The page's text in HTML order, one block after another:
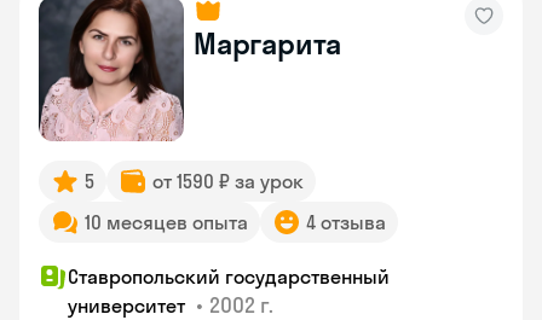
Маргарита
5
от 1590 ₽ за урок
10 месяцев опыта
4 отзыва
Ставропольский государственный
университет • 2002 г.